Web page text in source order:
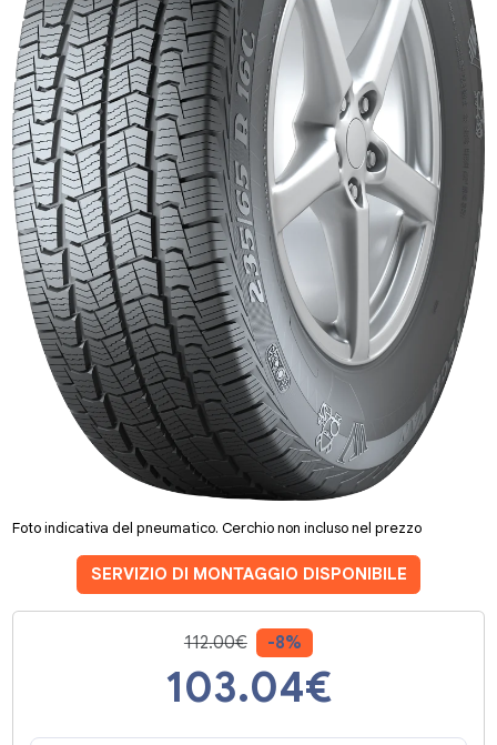
Foto indicativa del pneumatico. Cerchio non incluso nel prezzo
SERVIZIO DI MONTAGGIO DISPONIBILE
112.00€ -8%
103.04€